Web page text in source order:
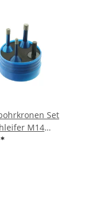
Set
M14
6, 8 und 10mm
*